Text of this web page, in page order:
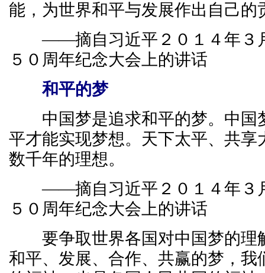
能，为世界和平与发展作出自己的
——摘自习近平２０１４年３
５０周年纪念大会上的讲话
和平的梦
中国梦是追求和平的梦。中国
平才能实现梦想。天下太平、共享
数千年的理想。
——摘自习近平２０１４年３
５０周年纪念大会上的讲话
要争取世界各国对中国梦的理
和平、发展、合作、共赢的梦，我